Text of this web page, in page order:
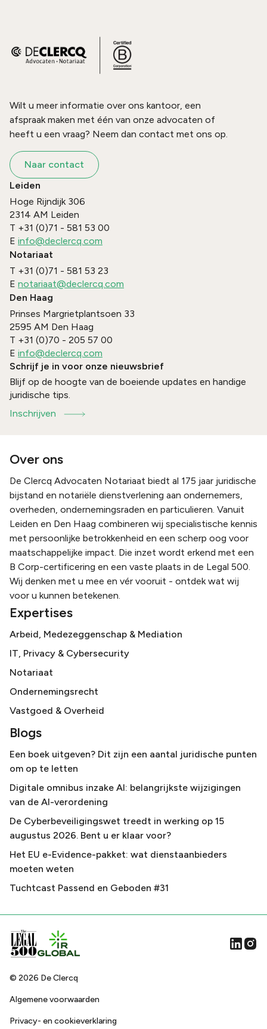
Wilt u meer informatie over ons kantoor, een
afspraak maken met één van onze advocaten of
heeft u een vraag? Neem dan contact met ons op.
Naar contact
Leiden
Hoge Rijndijk 306
2314 AM Leiden
T +31 (0)71 - 581 53 00
E info@declercq.com
Notariaat
T +31 (0)71 - 581 53 23
E notariaat@declercq.com
Den Haag
Prinses Margrietplantsoen 33
2595 AM Den Haag
T +31 (0)70 - 205 57 00
E info@declercq.com
Schrijf je in voor onze nieuwsbrief
Blijf op de hoogte van de boeiende updates en handige
juridische tips.
Inschrijven
Over ons
De Clercq Advocaten Notariaat biedt al 175 jaar juridische
bijstand en notariële dienstverlening aan ondernemers,
overheden, ondernemingsraden en particulieren. Vanuit
Leiden en Den Haag combineren wij specialistische kennis
met persoonlijke betrokkenheid en een scherp oog voor
maatschappelijke impact. Die inzet wordt erkend met een
B Corp-certificering en een vaste plaats in de Legal 500.
Wij denken met u mee en vér vooruit - ontdek wat wij
voor u kunnen betekenen.
Expertises
Arbeid, Medezeggenschap & Mediation
IT, Privacy & Cybersecurity
Notariaat
Ondernemingsrecht
Vastgoed & Overheid
Blogs
Een boek uitgeven? Dit zijn een aantal juridische punten
om op te letten
Digitale omnibus inzake AI: belangrijkste wijzigingen
van de AI-verordening
De Cyberbeveiligingswet treedt in werking op 15
augustus 2026. Bent u er klaar voor?
Het EU e-Evidence-pakket: wat dienstaanbieders
moeten weten
Tuchtcast Passend en Geboden #31
© 2026 De Clercq
Algemene voorwaarden
Privacy- en cookieverklaring